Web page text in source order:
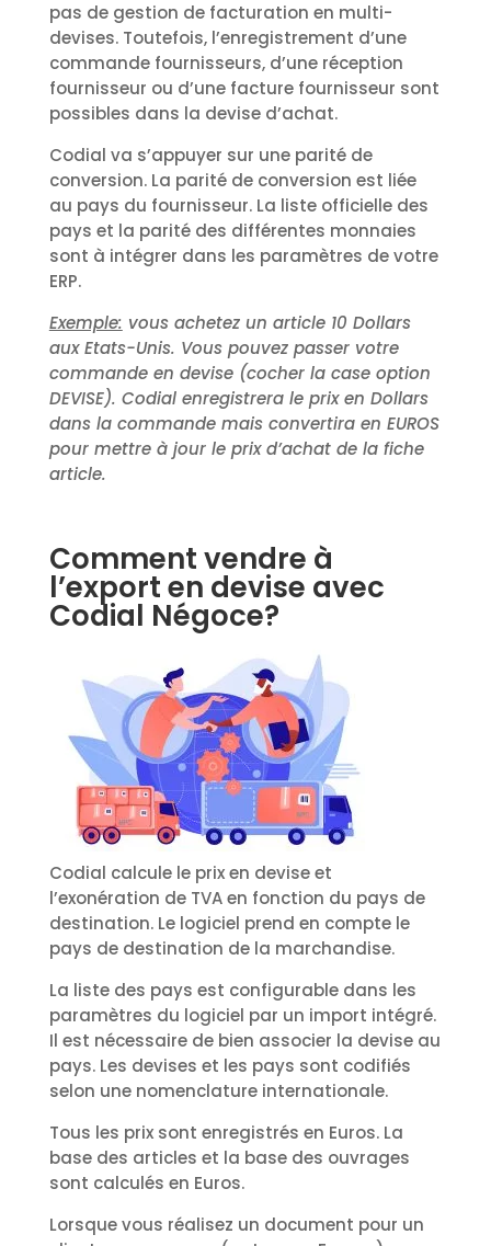
pas de gestion de facturation en multi-
devises. Toutefois, l’enregistrement d’une
commande fournisseurs, d’une réception
fournisseur ou d’une facture fournisseur sont
possibles dans la devise d’achat.
Codial va s’appuyer sur une parité de
conversion. La parité de conversion est liée
au pays du fournisseur. La liste officielle des
pays et la parité des différentes monnaies
sont à intégrer dans les paramètres de votre
ERP.
Exemple: vous achetez un article 10 Dollars
aux Etats-Unis. Vous pouvez passer votre
commande en devise (cocher la case option
DEVISE). Codial enregistrera le prix en Dollars
dans la commande mais convertira en EUROS
pour mettre à jour le prix d’achat de la fiche
article.
Comment vendre à
l’export en devise avec
Codial Négoce?
Codial calcule le prix en devise et
l’exonération de TVA en fonction du pays de
destination. Le logiciel prend en compte le
pays de destination de la marchandise.
La liste des pays est configurable dans les
paramètres du logiciel par un import intégré.
Il est nécessaire de bien associer la devise au
pays. Les devises et les pays sont codifiés
selon une nomenclature internationale.
Tous les prix sont enregistrés en Euros. La
base des articles et la base des ouvrages
sont calculés en Euros.
Lorsque vous réalisez un document pour un